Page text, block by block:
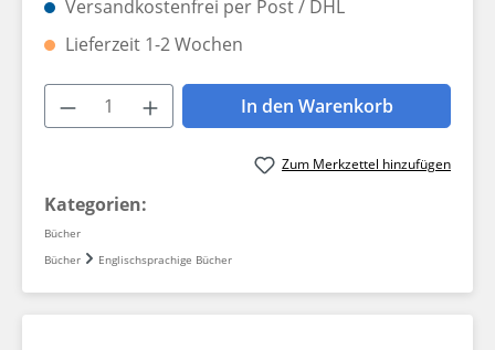
Versandkostenfrei per Post / DHL
Lieferzeit 1-2 Wochen
Produkt Anzahl: Gib den
In den Warenkorb
Zum Merkzettel hinzufügen
Kategorien:
Bücher
Bücher
Englischsprachige Bücher